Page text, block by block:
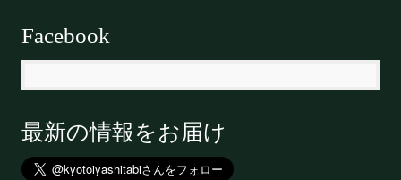
Facebook
最新の情報をお届け